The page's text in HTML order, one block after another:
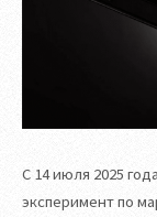
С 14 июля 2025
эксперимент по